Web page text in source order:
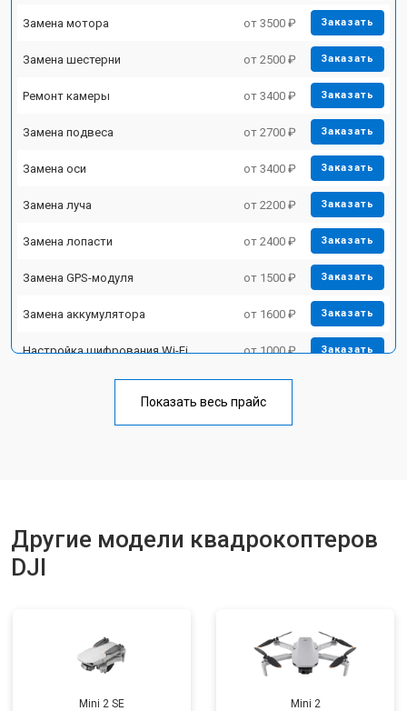
Замена мотора от 3500 ₽ Заказать
Замена шестерни от 2500 ₽ Заказать
Ремонт камеры от 3400 ₽ Заказать
Замена подвеса от 2700 ₽ Заказать
Замена оси от 3400 ₽ Заказать
Замена луча от 2200 ₽ Заказать
Замена лопасти от 2400 ₽ Заказать
Замена GPS-модуля от 1500 ₽ Заказать
Замена аккумулятора от 1600 ₽ Заказать
Настройка шифрования Wi-Fi от 1000 ₽ Заказать
Замена материнской платы от 2800 ₽
Показать весь прайс
Другие модели квадрокоптеров
DJI
Mini 2 SE Mini 2